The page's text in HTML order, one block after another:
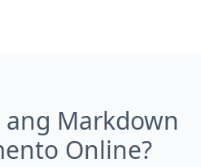
Markdown
Online?